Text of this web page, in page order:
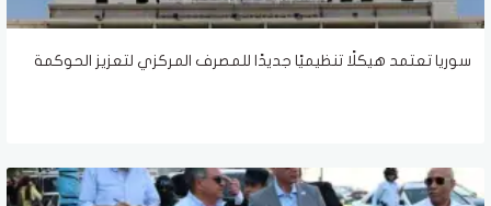
سوريا تعتمد هيكلًا تنظيميًا جديدًا للمصرف المركزي لتعزيز الحوكمة